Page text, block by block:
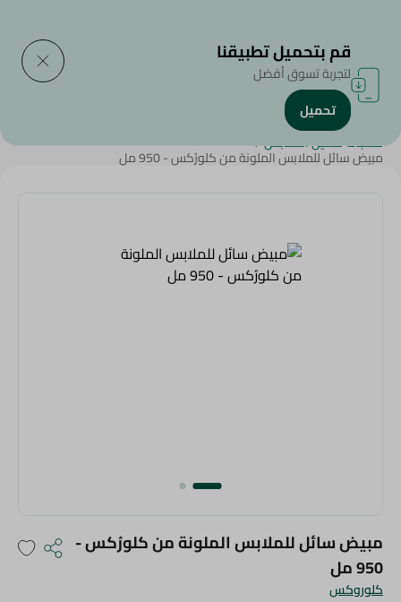
الرئيسية/المنظفات
منتجات غسيل الملابس/
مبيض سائل للملابس الملونة من كلورُكس - 950 مل
كلوروكس
مبيض سائل للملابس الملونة من كلورُكس -
950 مل
قم بتحميل تطبيقنا
لتجربة تسوق أفضل
تحميل